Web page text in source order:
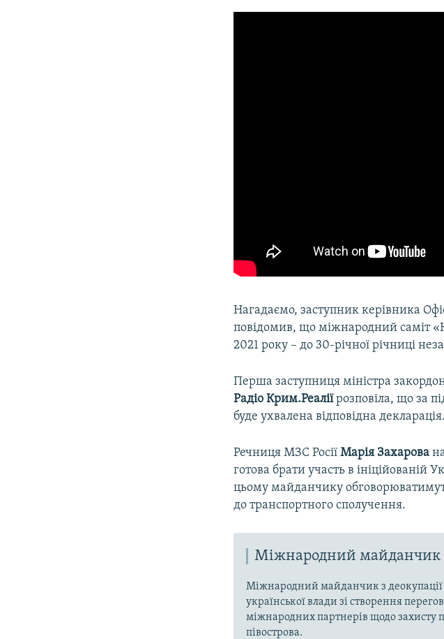
Нагадаємо, заступник керівника
повідомив, що міжнародний саміт
2021 року – до 30-річної річниці
Перша заступниця міністра
Радіо Крим.Реаліїрозповіла, що за
буде ухвалена відповідна декларація.
Речниця МЗС РосіїМарія Захарова
готова брати участь в
цьому майданчику
до транспортного сполучення.
Міжнародний майданчик
Міжнародний майданчик з
української влади зі створення
міжнародних партнерів щодо захисту
півострова.